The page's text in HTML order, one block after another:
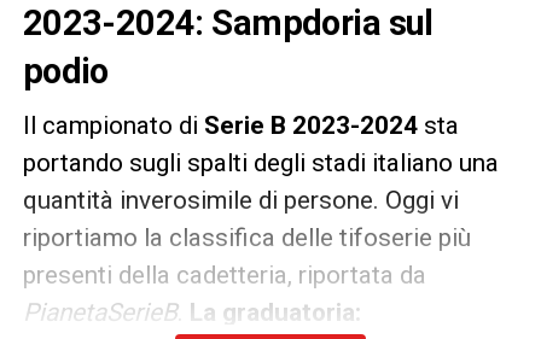
2023-2024: Sampdoria sul
podio
Il campionato di Serie B 2023-2024sta
portando sugli spalti degli stadi italiano una
quantità inverosimile di persone. Oggi vi
riportiamo la classifica delle tifoserie più
presenti della cadetteria, riportata da
PianetaSerieB. La graduatoria: